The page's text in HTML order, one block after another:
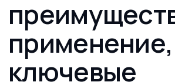
и сервисных точек
Рекламная графика на стеклах без потери дневного
света. Легкий монтаж и смена по сезонам.
Фирменный транспорт
компаний
Фирменные принты, логотипы, акционные слоганы —